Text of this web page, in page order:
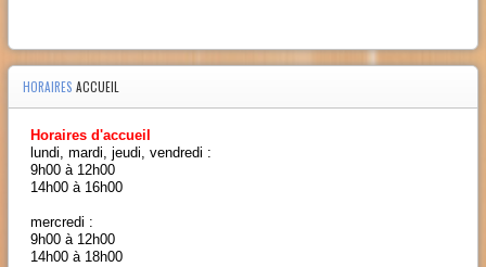
HORAIRES ACCUEIL
Horaires d'accueil
lundi, mardi, jeudi, vendredi :
9h00 à 12h00
14h00 à 16h00
mercredi :
9h00 à 12h00
14h00 à 18h00